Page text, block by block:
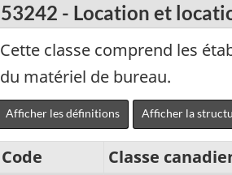
53242 - Location et
Cette classe comprend les
du matériel de bureau.
Afficher les définitions Afficher la
Code
Classe